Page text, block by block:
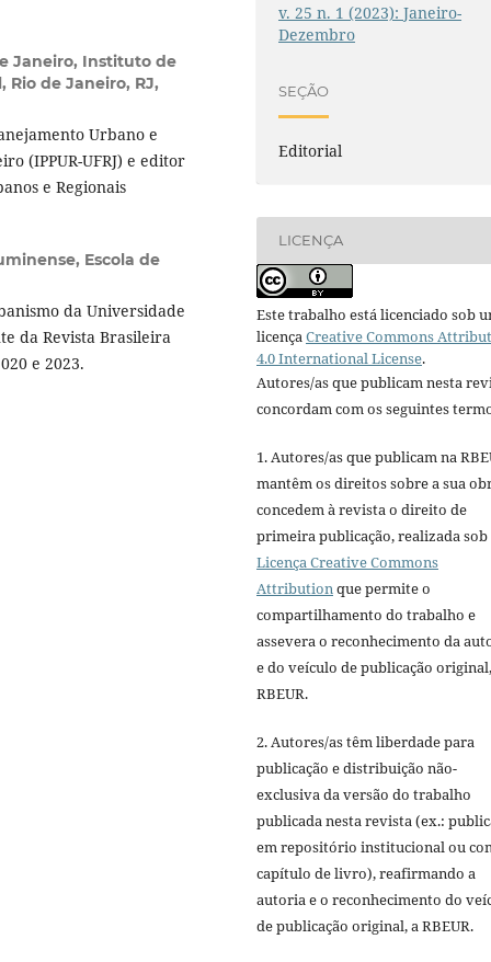
Janeiro, Instituto de
Rio de Janeiro, RJ,
Urbano e
(IPPUR-UFRJ) e editor
e Regionais
Escola de
da Universidade
da Revista Brasileira
e 2023.
v. 25 n. 1 (2023): Janeiro-
Dezembro
SEÇÃO
Editorial
LICENÇA
Este trabalho está licenciado sob
licençaCreative Commons
4.0 International License.
Autores/as que publicam nesta
concordam com os seguintes
1. Autores/as que publicam na
mantêm os direitos sobre a sua
concedem à revista o direito de
primeira publicação, realizada sob
Licença Creative Commons
Attributionque permite o
compartilhamento do trabalho e
assevera o reconhecimento da
e do veículo de publicação
RBEUR.
2. Autores/as têm liberdade para
publicação e distribuição não-
exclusiva da versão do trabalho
publicada nesta revista (ex.:
em repositório institucional ou
capítulo de livro), reafirmando a
autoria e o reconhecimento do
de publicação original, a RBEUR.